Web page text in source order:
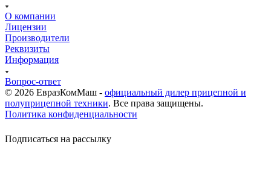
О компании
Лицензии
Производители
Реквизиты
Информация
Вопрос-ответ
© 2026 ЕвразКомМаш - официальный дилер прицепной и
полуприцепной техники. Все права защищены.
Политика конфиденциальности
Подписаться на рассылку